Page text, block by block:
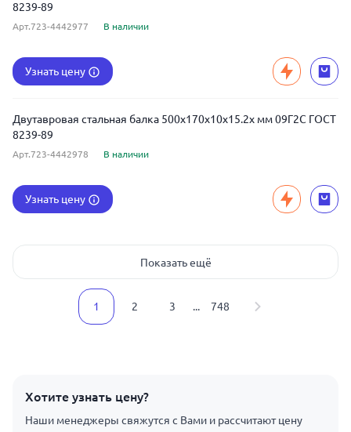
8239-89
Арт.723-4442977 В наличии
Узнать цену
Двутавровая стальная балка 500x170x10x15.2x мм 09Г2С ГОСТ
8239-89
Арт.723-4442978 В наличии
Узнать цену
Показать ещё
1 2 3 ... 748
Хотите узнать цену?
Наши менеджеры свяжутся с Вами и рассчитают цену